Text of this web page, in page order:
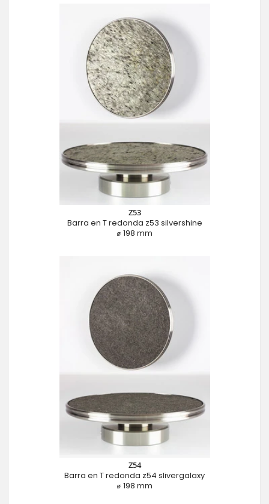
Z53
Barra en T redonda z53 silvershine
⌀ 198 mm
Z54
Barra en T redonda z54 slivergalaxy
⌀ 198 mm